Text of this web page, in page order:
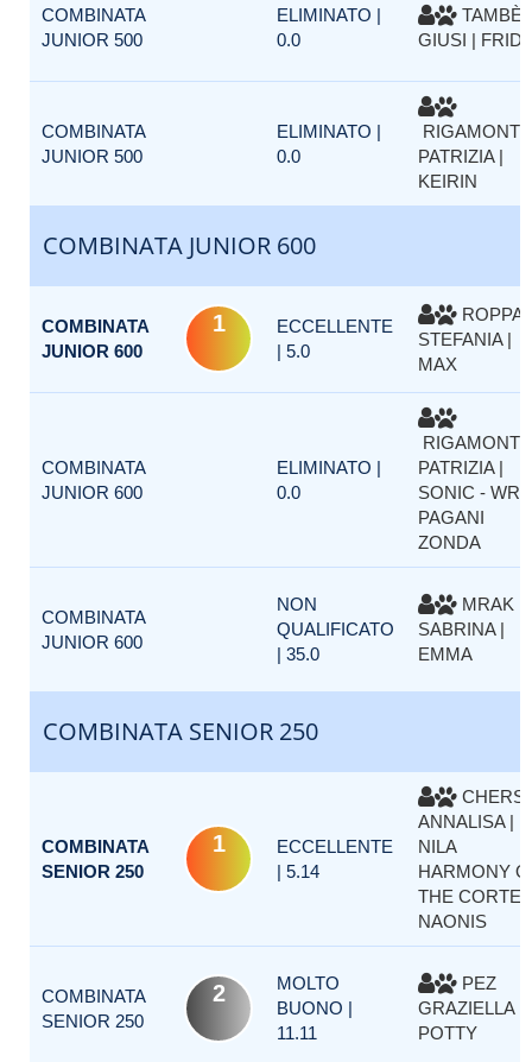
COMBINATA
JUNIOR 500
ELIMINATO |
0.0
TAMBÈ
GIUSI |
COMBINATA
JUNIOR 500
ELIMINATO |
0.0
RIGAMONTI
PATRIZIA |
KEIRIN
COMBINATA JUNIOR 600
COMBINATA
JUNIOR 600
1
ECCELLENTE
| 5.0
ROPPA
STEFANIA |
MAX
COMBINATA
JUNIOR 600
ELIMINATO |
0.0
RIGAMONTI
PATRIZIA |
SONIC -
PAGANI
ZONDA
COMBINATA
JUNIOR 600
NON
QUALIFICATO
| 35.0
MRAK
SABRINA |
EMMA
COMBINATA SENIOR 250
COMBINATA
SENIOR 250
1
ECCELLENTE
| 5.14
ANNALISA |
NILA
HARMONY
THE CORTE
NAONIS
COMBINATA
SENIOR 250
2
MOLTO
BUONO |
11.11
PEZ
GRAZIELLA |
POTTY